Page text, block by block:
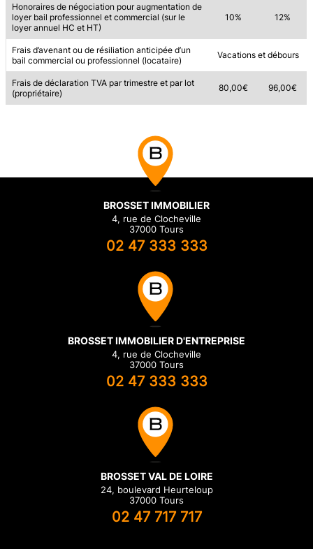
Honoraires de négociation pour augmentation de
loyer bail professionnel et commercial (sur le
loyer annuel HC et HT)
10% 12%
Frais d’avenant ou de résiliation anticipée d’un
bail commercial ou professionnel (locataire)
Vacations et débours
Frais de déclaration TVA par trimestre et par lot
(propriétaire)
80,00€ 96,00€
BROSSET IMMOBILIER
4, rue de Clocheville
37000 Tours
02 47 333 333
BROSSET IMMOBILIER D'ENTREPRISE
4, rue de Clocheville
37000 Tours
02 47 333 333
BROSSET VAL DE LOIRE
24, boulevard Heurteloup
37000 Tours
02 47 717 717